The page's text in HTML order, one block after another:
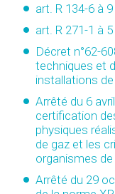
art. R 134-6 à 9
art. R 271-1 à 5
Décret n°62-
techniques et
installations
Arrêté du 6
certification
physiques
de gaz et les
organismes
Arrêté du 29